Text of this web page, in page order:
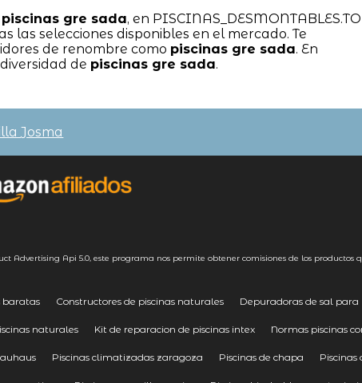
piscinas gre sada, en
las selecciones disponibles en el mercado. Te
de renombre como piscinas gre sada. En
de piscinas gre sada.
Josma
Advertising Api 5.0, este programa nos permite obtener comisiones de los productos
baratas Constructores de piscinas naturales Depuradoras de sal para
naturales Kit de reparacion de piscinas intex Normas piscinas
Piscinas climatizadas zaragoza Piscinas de chapa Piscinas